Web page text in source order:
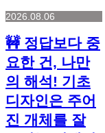
2026.08.06
🚧 정답보다 중
요한 건, 나만
의 해석! 기초
디자인은 주어
진 개체를 잘